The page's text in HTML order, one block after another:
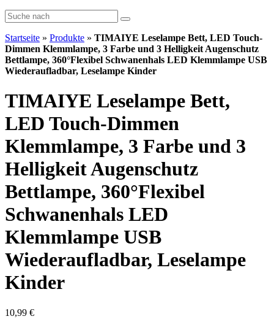
Startseite » Produkte » TIMAIYE Leselampe Bett, LED Touch-
Dimmen Klemmlampe, 3 Farbe und 3 Helligkeit Augenschutz
Bettlampe, 360°Flexibel Schwanenhals LED Klemmlampe USB
Wiederaufladbar, Leselampe Kinder
TIMAIYE Leselampe Bett,
LED Touch-Dimmen
Klemmlampe, 3 Farbe und 3
Helligkeit Augenschutz
Bettlampe, 360°Flexibel
Schwanenhals LED
Klemmlampe USB
Wiederaufladbar, Leselampe
Kinder
10,99 €